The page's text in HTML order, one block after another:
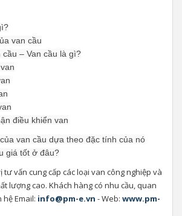
van cầu
cầu – Van cầu là gì?
điều khiển van
van cầu dựa theo đặc tính của nó
giá tốt ở đâu?
tư vấn cung cấp các loại van công nghiệp và
lượng cao. Khách hàng có nhu cầu, quan
Email: info@pm-e.vn - Web: www.pm-